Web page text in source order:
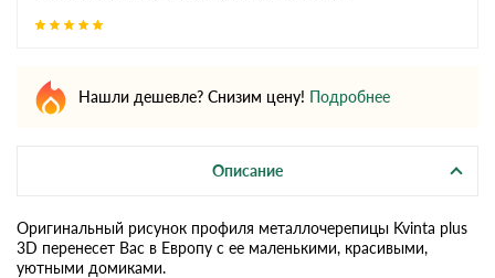
Нашли дешевле? Снизим цену! Подробнее
Описание
Оригинальный рисунок профиля металлочерепицы Kvinta plus
3D перенесет Вас в Европу с ее маленькими, красивыми,
уютными домиками.